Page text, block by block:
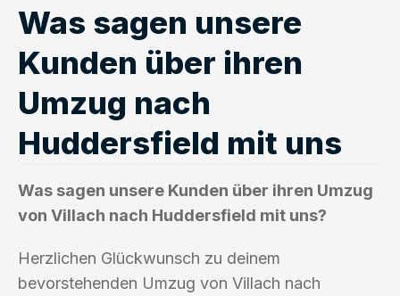
Was sagen unsere
Kunden über ihren
Umzug nach
Huddersfield mit uns
Was sagen unsere Kunden über ihren Umzug
von Villach nach Huddersfield mit uns?
Herzlichen Glückwunsch zu deinem
bevorstehenden Umzug von Villach nach